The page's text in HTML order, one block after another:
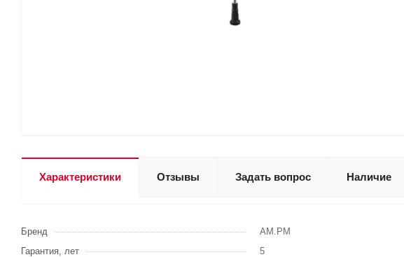
Характеристики Отзывы Задать вопрос Наличие
Бренд
AM.PM
Гарантия, лет
5